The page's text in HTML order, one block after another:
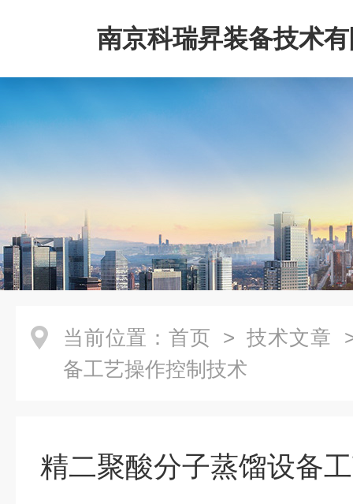
南京科瑞昇装备技术
当前位置： 首页 > 技术文章
备工艺操作控制技术
精二聚酸分子蒸馏设备